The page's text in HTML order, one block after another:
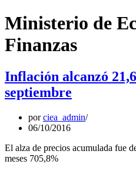
Ministerio de
Finanzas
Inflación alcanzó
septiembre
porciea_admin
06/10/2016
El alza de precios acumulada fue
meses 705,8%